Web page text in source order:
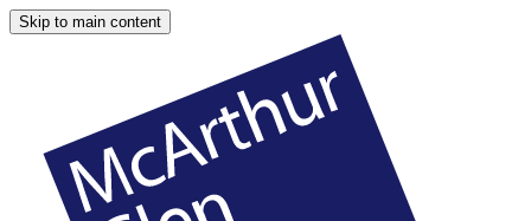
Skip to main content